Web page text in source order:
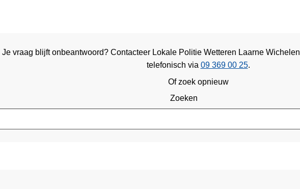
Je vraag blijft onbeantwoord? Contacteer Lokale Politie Wetteren Laarne Wichelen
telefonisch via 09 369 00 25.
Of zoek opnieuw
Zoeken